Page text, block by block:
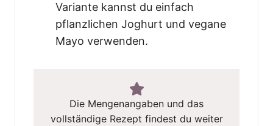
Variante kannst du einfach
pflanzlichen Joghurt und vegane
Mayo verwenden.
Die Mengenangaben und das
vollständige Rezept findest du weiter